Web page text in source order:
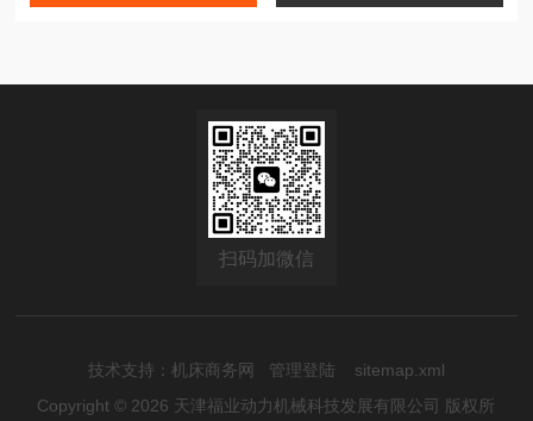
扫码加微信
技术支持： 机床商务网 管理登陆
sitemap.xml
Copyright © 2026 天津福业动力机械科技发展有限公司 版权所